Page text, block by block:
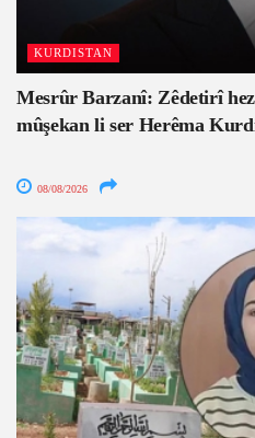
KURDISTAN
Mesrûr Barzanî: Zêdetirî
mûşekan li ser Herêma
08/08/2026